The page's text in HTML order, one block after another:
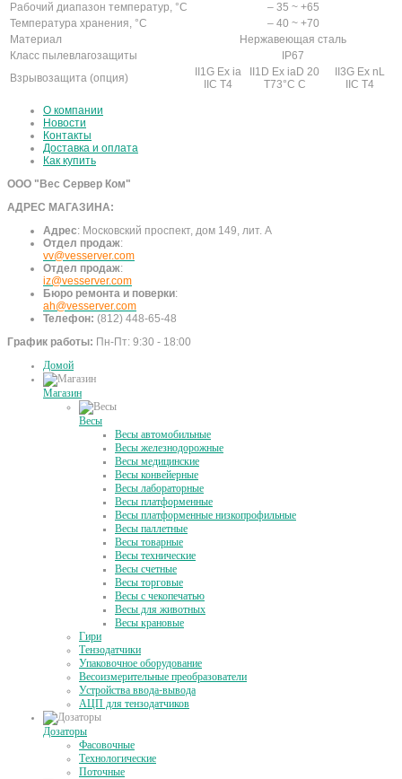
Рабочий диапазон температур, °С
– 35 ~ +65
Температура хранения, °С
– 40 ~ +70
Материал
Нержавеющая сталь
Класс пылевлагозащиты
IP67
Взрывозащита (опция)
II1G Ex ia
IIC T4
II1D Ex iaD 20
T73°С C
II3G Ex nL
IIC T4
О компании
Новости
Контакты
Доставка и оплата
Как купить
ООО "Вес Сервер Ком"
АДРЕС МАГАЗИНА:
Адрес: Московский проспект, дом 149, лит. А
Отдел продаж:
vv@vesserver.com
Отдел продаж:
iz@vesserver.com
Бюро ремонта и поверки:
ah@vesserver.com
Телефон: (812) 448-65-48
График работы: Пн-Пт: 9:30 - 18:00
Домой
Магазин
Весы
Весы автомобильные
Весы железнодорожные
Весы медицинские
Весы конвейерные
Весы лабораторные
Весы платформенные
Весы платформенные низкопрофильные
Весы паллетные
Весы товарные
Весы технические
Весы счетные
Весы торговые
Весы с чекопечатью
Весы для животных
Весы крановые
Гири
Тензодатчики
Упаковочное оборудование
Весоизмерительные преобразователи
Устройства ввода-вывода
АЦП для тензодатчиков
Дозаторы
Фасовочные
Технологические
Поточные